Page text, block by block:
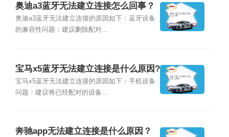
奥迪a3蓝牙无法建立连接怎么回事？
奥迪a3蓝牙无法建立连接的原因如下：蓝牙设备
的兼容性问题：建议删除配对...
宝马x5蓝牙无法建立连接是什么原因?
宝马x5蓝牙无法建立连接的原因如下：手机设备
问题：建议将已经配对的设备...
奔驰app无法建立连接是什么原因？